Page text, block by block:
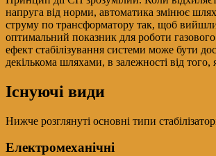
напруга від норми, автоматика змінює
струму по трансформатору так, щоб
оптимальний показник для роботи
ефект стабілізування системи може бути
декількома шляхами, в залежності від
Існуючі види
Нижче розглянуті основні типи
Електромеханічні